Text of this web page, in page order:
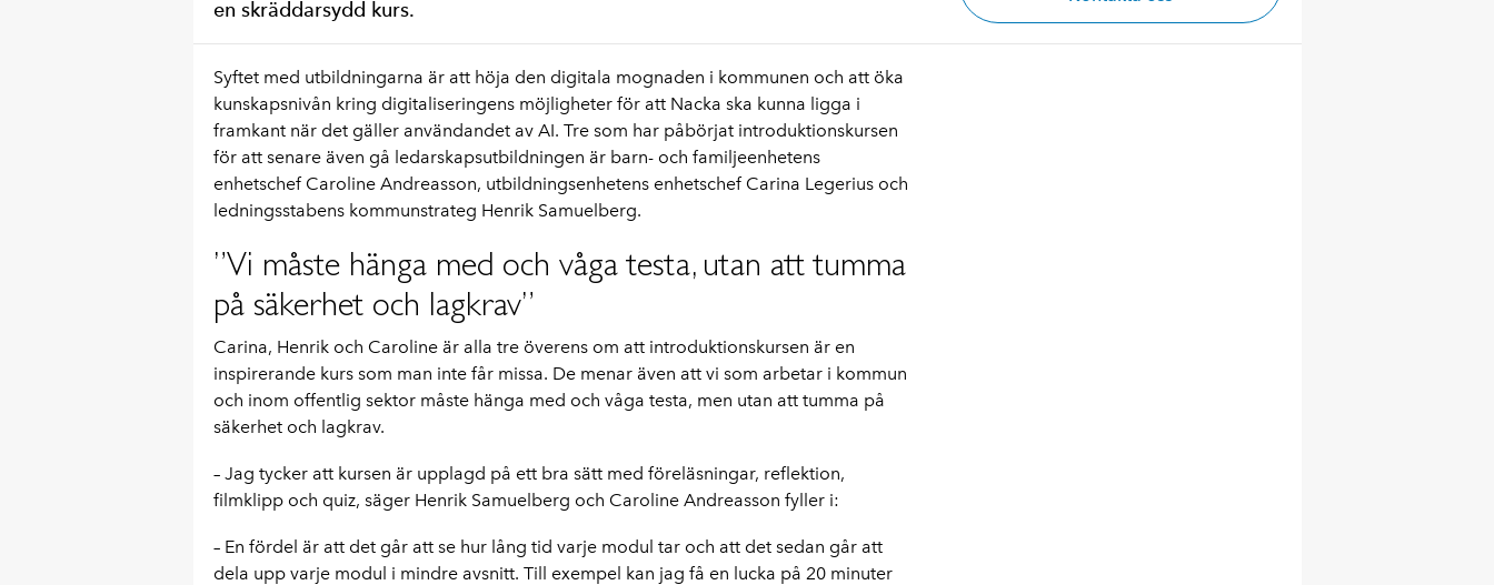
en skräddarsydd kurs.
Syftet med utbildningarna är att höja den digitala mognaden i kommunen och att öka
kunskapsnivån kring digitaliseringens möjligheter för att Nacka ska kunna ligga i
framkant när det gäller användandet av AI. Tre som har påbörjat introduktionskursen
för att senare även gå ledarskapsutbildningen är barn- och familjeenhetens
enhetschef Caroline Andreasson, utbildningsenhetens enhetschef Carina Legerius och
ledningsstabens kommunstrateg Henrik Samuelberg.
”Vi måste hänga med och våga testa, utan att tumma
på säkerhet och lagkrav”
Carina, Henrik och Caroline är alla tre överens om att introduktionskursen är en
inspirerande kurs som man inte får missa. De menar även att vi som arbetar i kommun
och inom offentlig sektor måste hänga med och våga testa, men utan att tumma på
säkerhet och lagkrav.
– Jag tycker att kursen är upplagd på ett bra sätt med föreläsningar, reflektion,
filmklipp och quiz, säger Henrik Samuelberg och Caroline Andreasson fyller i:
– En fördel är att det går att se hur lång tid varje modul tar och att det sedan går att
dela upp varje modul i mindre avsnitt. Till exempel kan jag få en lucka på 20 minuter